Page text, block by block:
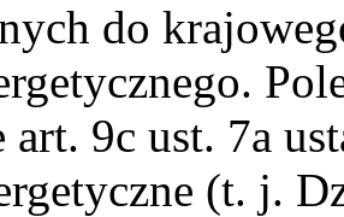
do
art. 9c ust. 7a
(t. j.